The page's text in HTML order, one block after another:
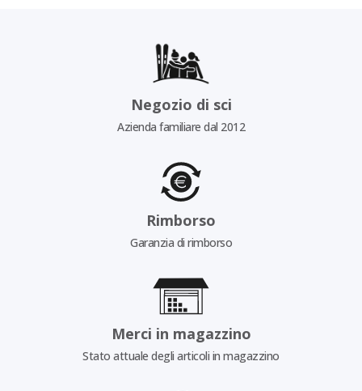
Negozio di sci
Azienda familiare dal 2012
Rimborso
Garanzia di rimborso
Merci in magazzino
Stato attuale degli articoli in magazzino